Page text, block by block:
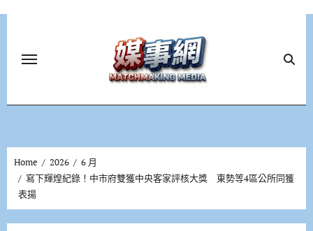
Home 2026
6 月
寫下輝煌紀錄！中市府雙獲中央客家評核大獎 東勢等4區公所同獲
表揚